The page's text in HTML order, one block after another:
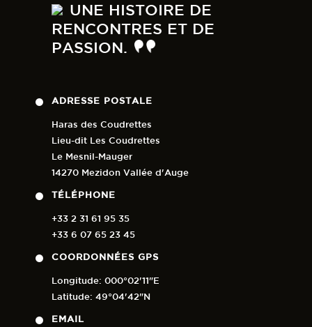
UNE HISTOIRE DE
RENCONTRES ET DE
PASSION.
ADRESSE POSTALE
Haras des Coudrettes
Lieu-dit Les Coudrettes
Le Mesnil-Mauger
14270 Mezidon Vallée d'Auge
TÉLÉPHONE
+33 2 31 61 95 35
+33 6 07 65 23 45
COORDONNÉES GPS
Longitude: 000°02'11"E
Latitude: 49°04'42"N
EMAIL